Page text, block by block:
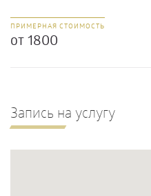
Запись на услугу
ПРИМЕРНАЯ СТОИМОСТЬ
от 1800